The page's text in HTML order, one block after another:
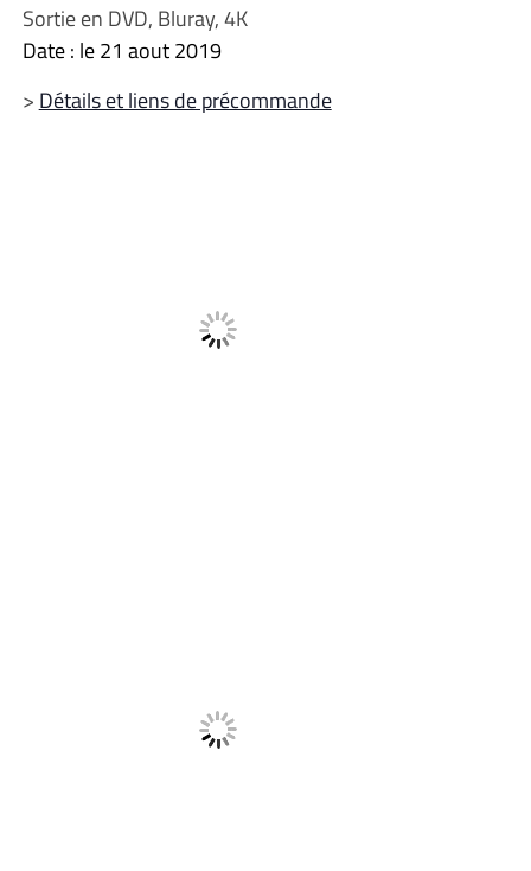
Sortie en DVD, Bluray, 4K
Date : le 21 aout 2019
> Détails et liens de précommande